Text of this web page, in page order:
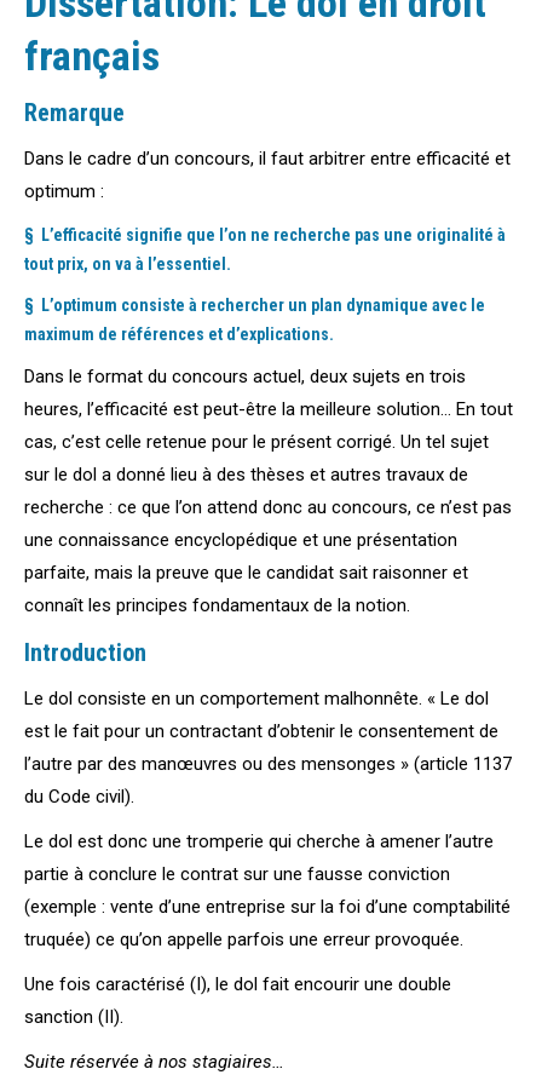
français
Remarque
Dans le cadre d’un concours, il faut arbitrer entre efficacité et
optimum :
§ L’efficacité signifie que l’on ne recherche pas une originalité à
tout prix, on va à l’essentiel.
§ L’optimum consiste à rechercher un plan dynamique avec le
maximum de références et d’explications.
Dans le format du concours actuel, deux sujets en trois
heures, l’efficacité est peut-être la meilleure solution… En tout
cas, c’est celle retenue pour le présent corrigé. Un tel sujet
sur le dol a donné lieu à des thèses et autres travaux de
recherche : ce que l’on attend donc au concours, ce n’est pas
une connaissance encyclopédique et une présentation
parfaite, mais la preuve que le candidat sait raisonner et
connaît les principes fondamentaux de la notion.
Introduction
Le dol consiste en un comportement malhonnête. « Le dol
est le fait pour un contractant d’obtenir le consentement de
l’autre par des manœuvres ou des mensonges » (article 1137
du Code civil).
Le dol est donc une tromperie qui cherche à amener l’autre
partie à conclure le contrat sur une fausse conviction
(exemple : vente d’une entreprise sur la foi d’une comptabilité
truquée) ce qu’on appelle parfois une erreur provoquée.
Une fois caractérisé (I), le dol fait encourir une double
sanction (II).
Suite réservée à nos stagiaires…